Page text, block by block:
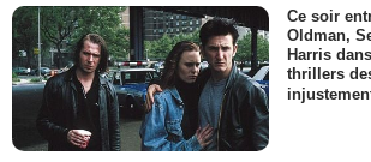
Ce soir
Oldman,
Harris
thrillers